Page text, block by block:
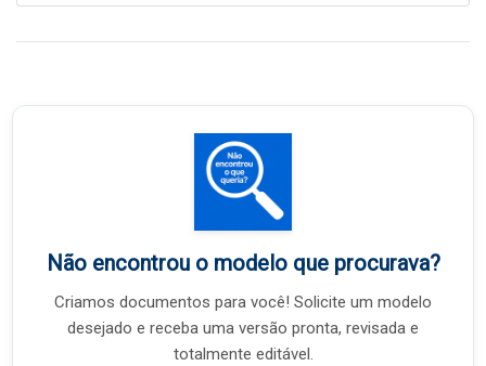
Não encontrou o modelo que procurava?
Criamos documentos para você! Solicite um modelo
desejado e receba uma versão pronta, revisada e
totalmente editável.